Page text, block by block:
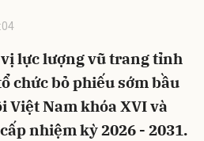
vị lực lượng vũ trang tỉnh
chức bỏ phiếu sớm bầu
Việt Nam khóa XVI và
nhiệm kỳ 2026 - 2031.